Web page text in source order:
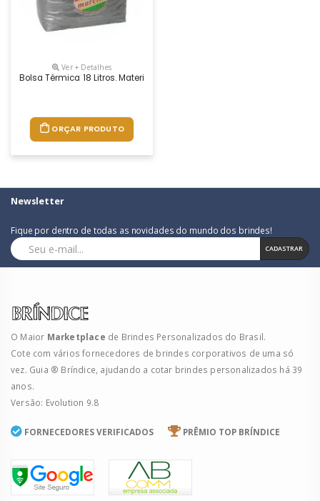
Ver + Detalhes
Bolsa Térmica 18 Litros. Material: Pvc 020mm. Impressão Em Silk-
ORÇAR PRODUTO
Newsletter
Fique por dentro de todas as novidades do mundo dos brindes!
CADASTRAR
O Maior Marketplace de Brindes Personalizados do Brasil.
Cote com vários fornecedores de brindes corporativos de uma só
vez. Guia ® Bríndice, ajudando a cotar brindes personalizados há 39
anos.
Versão: Evolution 9.8
FORNECEDORES VERIFICADOS PRÊMIO TOP BRÍNDICE